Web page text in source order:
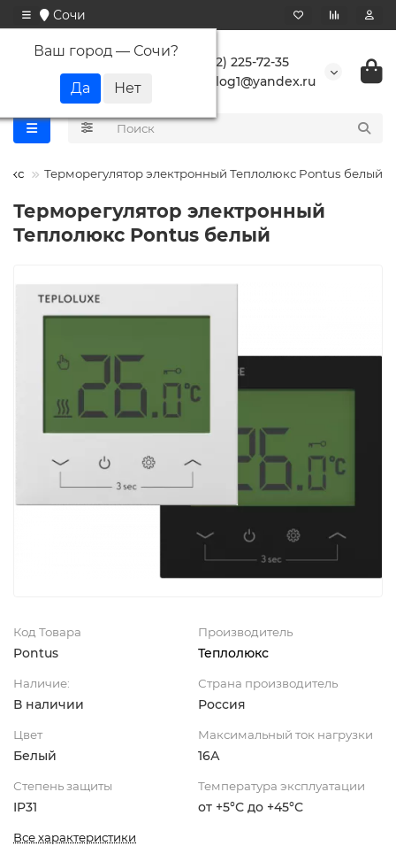
Сочи
Ваш город — Сочи?
+7 (862) 225-72-35
buranlog1@yandex.ru
Терморегулятор электронный Теплолюкс Pontus белый
Терморегулятор электронный
Теплолюкс Pontus белый
Код Товара
Pontus
Производитель
Теплолюкс
Наличие:
В наличии
Страна производитель
Россия
Цвет
Белый
Максимальный ток нагрузки
16А
Степень защиты
IP31
Температура эксплуатации
от +5°С до +45°С
Все характеристики